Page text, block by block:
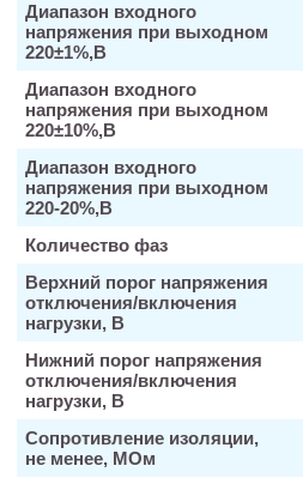
Диапазон входного
напряжения при выходном
220±1%,В
Диапазон входного
напряжения при выходном
220±10%,В
Диапазон входного
напряжения при выходном
220-20%,В
Количество фаз
Верхний порог напряжения
отключения/включения
нагрузки, В
Нижний порог напряжения
отключения/включения
нагрузки, В
Сопротивление изоляции,
не менее, МОм